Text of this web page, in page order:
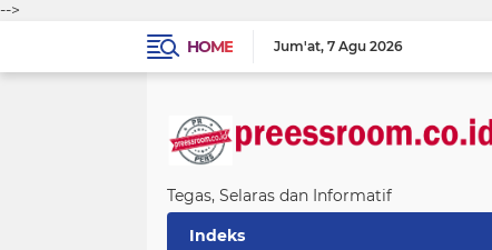
-->
HOME
Jum'at 7 Agu 2026
Tegas, Selaras dan Informatif
Indeks